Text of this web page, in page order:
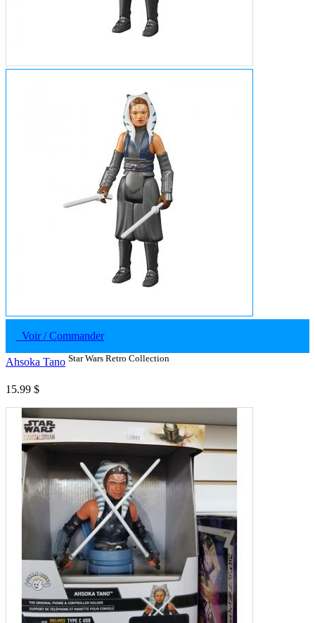
Voir / Commander
Ahsoka Tano Star Wars Retro Collection
15.99 $